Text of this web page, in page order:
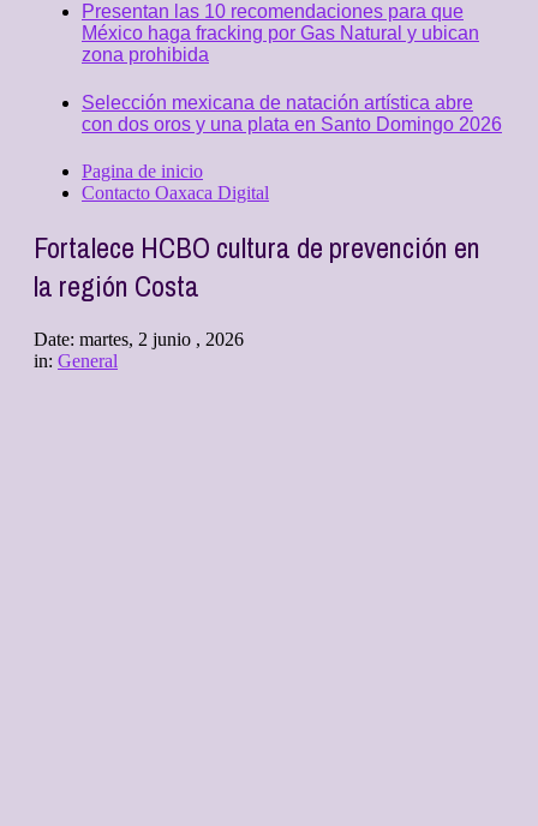
Presentan las 10 recomendaciones para que
México haga fracking por Gas Natural y ubican
zona prohibida
Selección mexicana de natación artística abre
con dos oros y una plata en Santo Domingo 2026
Pagina de inicio
Contacto Oaxaca Digital
Fortalece HCBO cultura de prevención en
la región Costa
Date: martes, 2 junio , 2026
in: General